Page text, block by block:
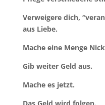
Verweigere dich,
aus Liebe.
Mache eine Menge
Gib weiter Geld aus.
Mache es jetzt.